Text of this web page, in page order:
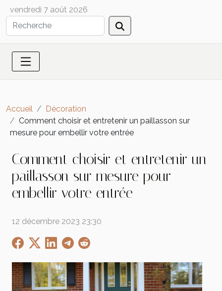
vendredi 7 août 2026
Accueil
Décoration
Comment choisir et entretenir un paillasson sur
mesure pour embellir votre entrée
Comment choisir et entretenir un
paillasson sur mesure pour
embellir votre entrée
12 décembre 2023 23:30